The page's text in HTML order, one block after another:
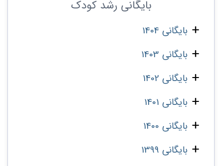
بایگانی رشد کودک
بایگانی 1404
بایگانی 1403
بایگانی 1402
بایگانی 1401
بایگانی 1400
بایگانی 1399